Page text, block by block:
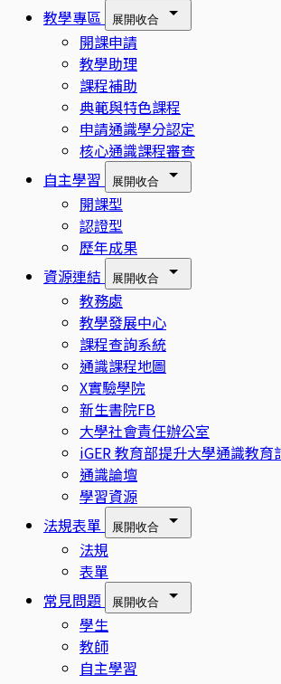
教學專區
展開收合
開課申請
教學助理
課程補助
典範與特色課程
申請通識學分認定
核心通識課程審查
自主學習
展開收合
開課型
認證型
歷年成果
資源連結
展開收合
教務處
教學發展中心
課程查詢系統
通識課程地圖
X實驗學院
新生書院FB
大學社會責任辦公室
iGER 教育部提升大學通識教育
通識論壇
學習資源
法規表單
展開收合
法規
表單
常見問題
展開收合
學生
教師
自主學習